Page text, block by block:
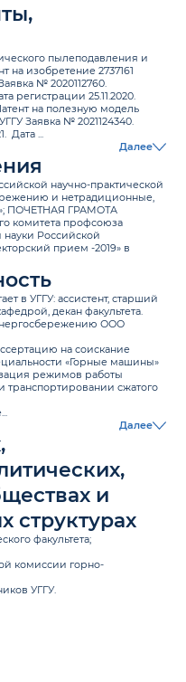
пылеподавления и
на изобретение 2737161
№ 2020112760.
регистрации 25.11.2020.
на полезную модель
Заявка № 2021124340.
Дата ...
Далее
научно-практической
и нетрадиционные,
ПОЧЕТНАЯ ГРАМОТА
комитета профсоюза
науки Российской
прием -2019» в
в УГГУ: ассистент, старший
декан факультета.
ООО
на соискание
«Горные машины»
режимов работы
транспортировании сжатого
Далее
и
структурах
факультета;
комиссии горно-
УГГУ.